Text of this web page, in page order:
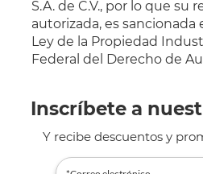
S.A. de C.V., por lo que su
autorizada, es
Ley de la Propiedad
Federal del Derecho de
Inscríbete a
Y recibe descuentos y